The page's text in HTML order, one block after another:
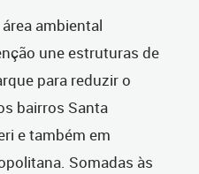
ambiental
une estruturas de
para reduzir o
bairros Santa
e também em
Somadas às